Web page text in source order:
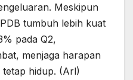
Meskipun
tumbuh lebih kuat
pada Q2,
menjaga harapan
tetap hidup. (Arl)